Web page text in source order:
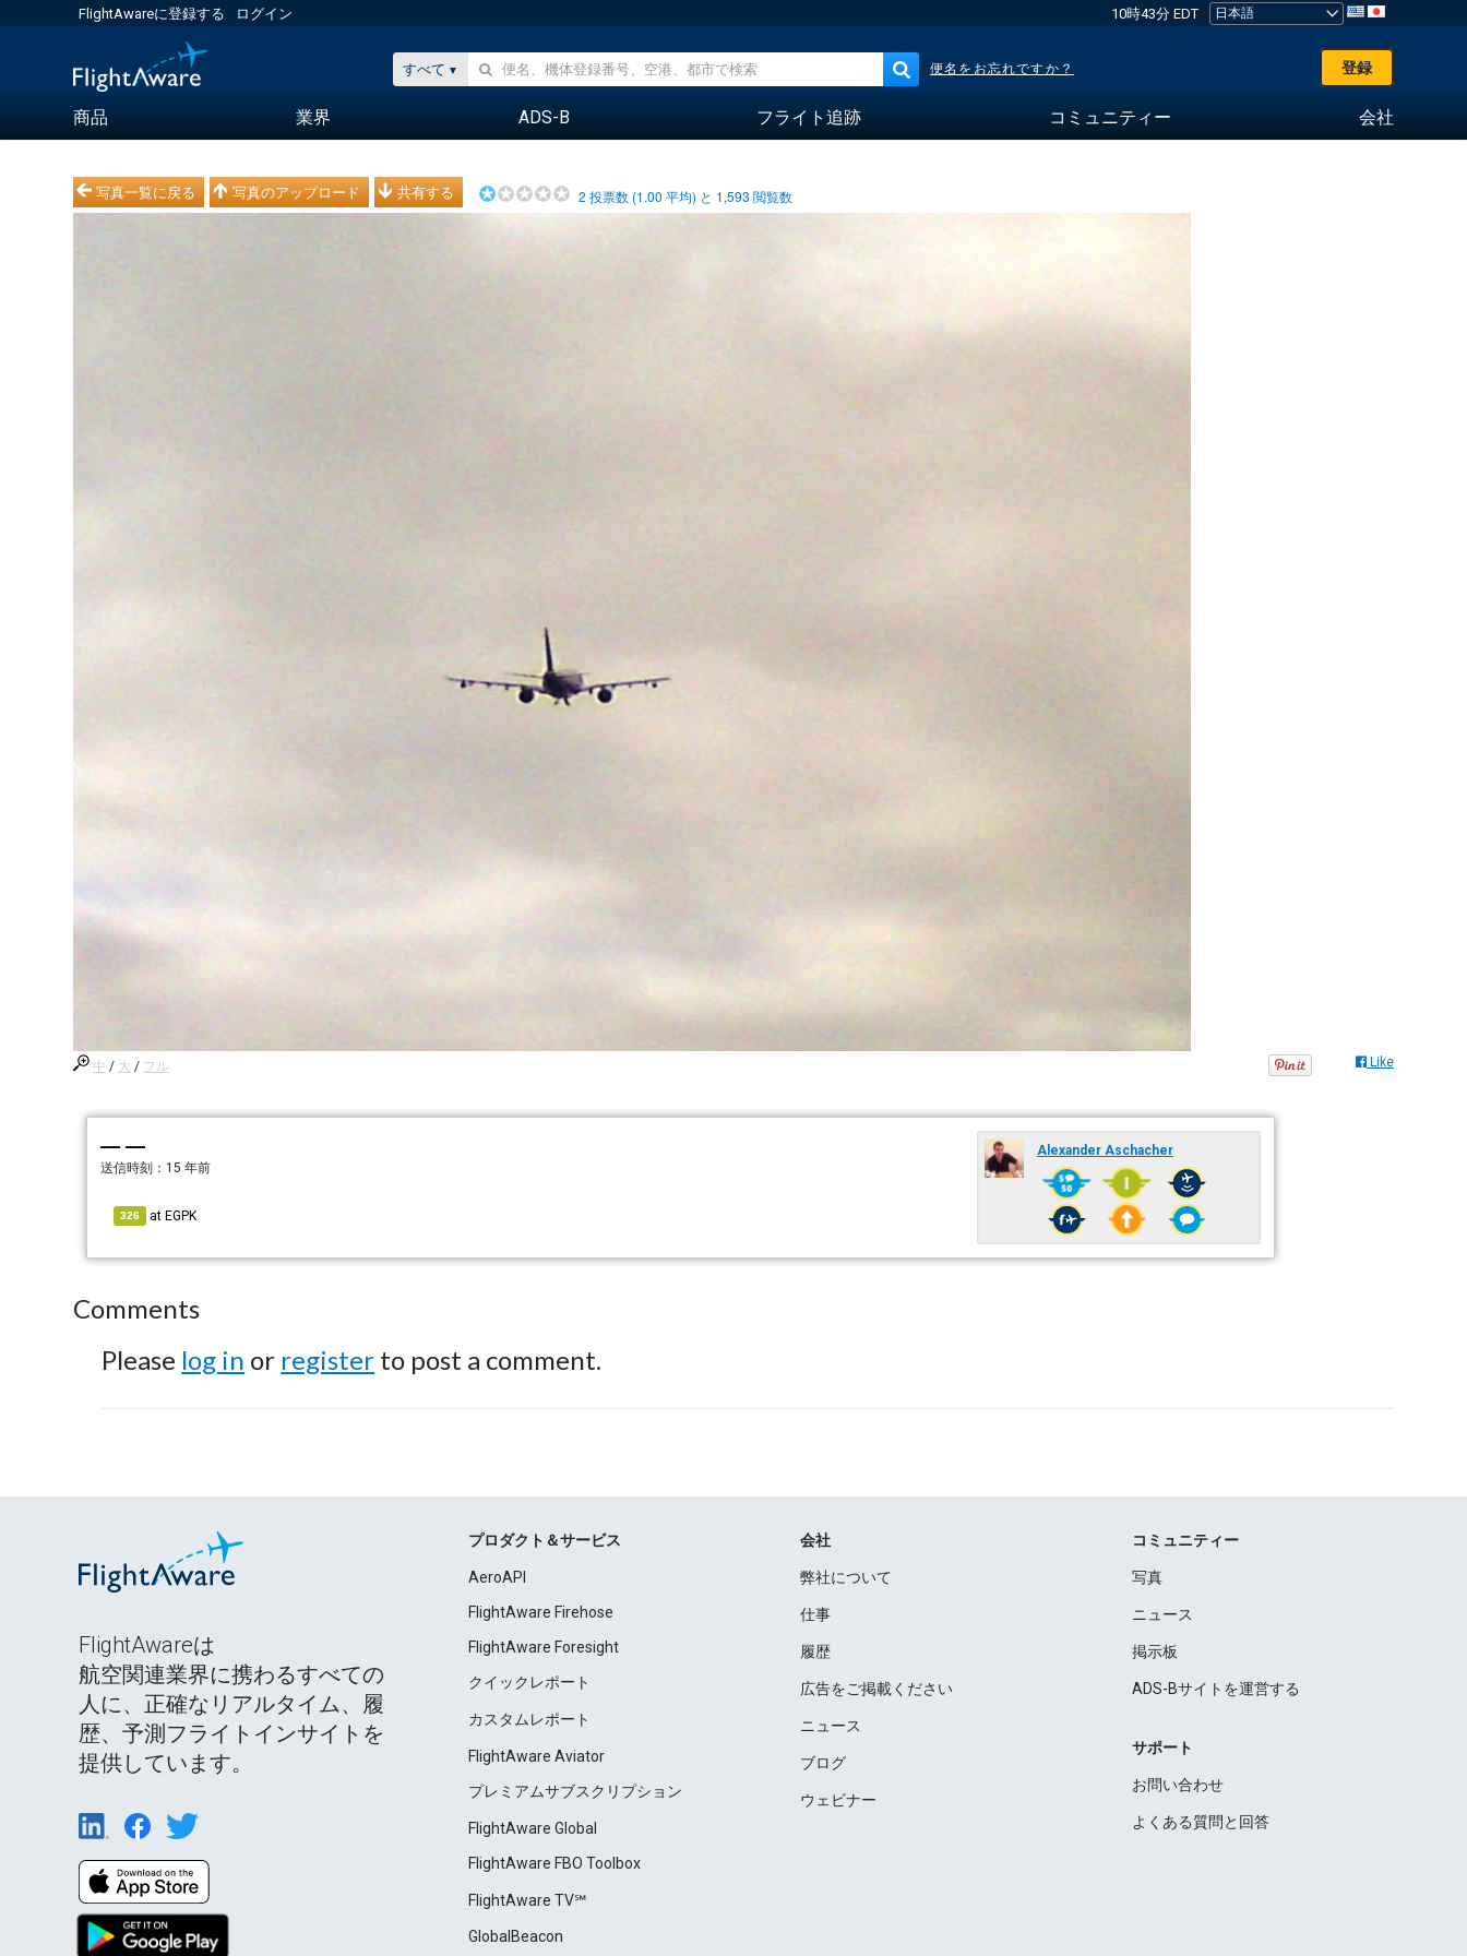
FlightAwareに登録する ログイン 10時43分 EDT
すべて 便名をお忘れですか？ 登録
商品 業界 ADS-B フライト追跡 コミュニティー 会社
写真一覧に戻る 写真のアップロード 共有する 2 投票数 (1.00 平均) と 1,593 閲覧数
中 / 大 / フル Like
— —
送信時刻： 15 年前
326 at EGPK
Alexander Aschacher
Comments
Please log in or register to post a comment.
FlightAwareは
航空関連業界に携わるすべての
人に、正確なリアルタイム、履
歴、予測フライトインサイトを
提供しています。
プロダクト＆サービス
AeroAPI
FlightAware Firehose
FlightAware Foresight
クイックレポート
カスタムレポート
FlightAware Aviator
プレミアムサブスクリプション
FlightAware Global
FlightAware FBO Toolbox
FlightAware TV℠
GlobalBeacon
会社
弊社について
仕事
履歴
広告をご掲載ください
ニュース
ブログ
ウェビナー
コミュニティー
写真
ニュース
掲示板
ADS-Bサイトを運営する
サポート
お問い合わせ
よくある質問と回答